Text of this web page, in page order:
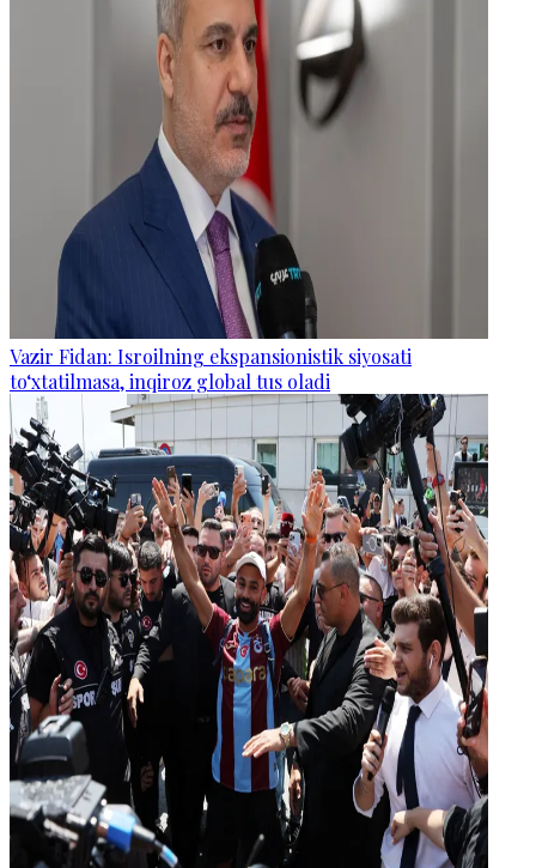
Vazir Fidan: Isroilning ekspansionistik siyosati
to‘xtatilmasa, inqiroz global tus oladi